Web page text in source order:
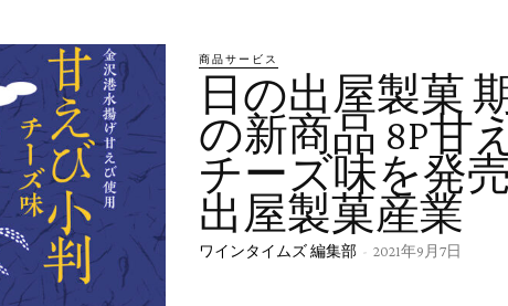
商品サービス
日の出屋製菓
の新商品 8P甘
チーズ味を発
出屋製菓産業
ワインタイムズ 編集部 - 2021年9月7日